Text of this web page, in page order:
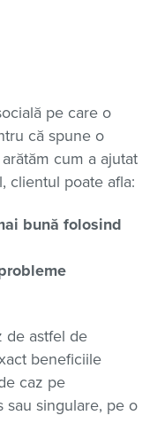
pe care o
că spune o
cum a ajutat
clientul poate afla:
bună folosind
de astfel de
beneficiile
caz pe
sau singulare, pe o